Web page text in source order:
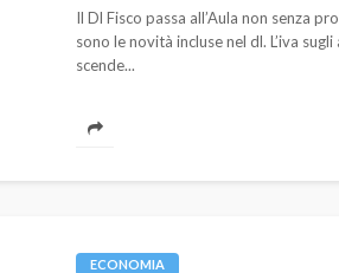
Il Dl Fisco passa all’Aula non senza
sono le novità incluse nel dl. L’iva
scende...
ECONOMIA